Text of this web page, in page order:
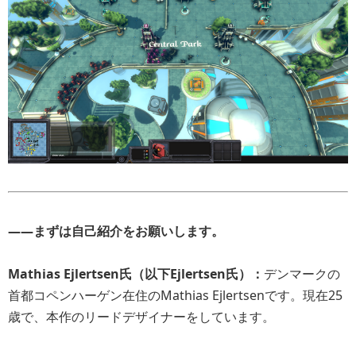
――まずは自己紹介をお願いします。
Mathias Ejlertsen氏（以下Ejlertsen氏）： デンマークの
首都コペンハーゲン在住のMathias Ejlertsenです。現在25
歳で、本作のリードデザイナーをしています。